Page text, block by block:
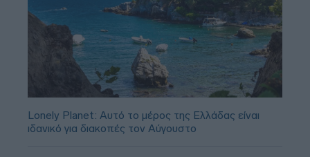
Lonely Planet: Αυτό το μέρος της Ελλάδας είναι
ιδανικό για διακοπές τον Αύγουστο